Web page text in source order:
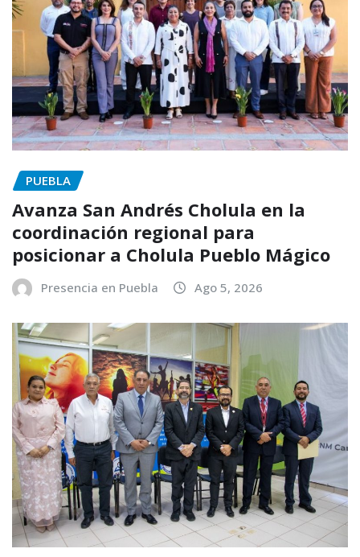
PUEBLA
Avanza San Andrés Cholula en la
coordinación regional para
posicionar a Cholula Pueblo Mágico
Presencia en Puebla Ago 5, 2026